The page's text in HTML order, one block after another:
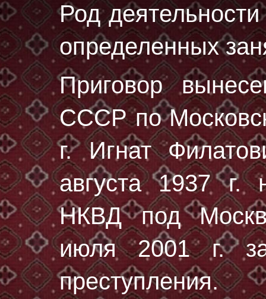
Род
определенных
Приговор
СССР по
г. Игнат
августа 1937 г.
НКВД под
июля 2001 г. за
преступления.